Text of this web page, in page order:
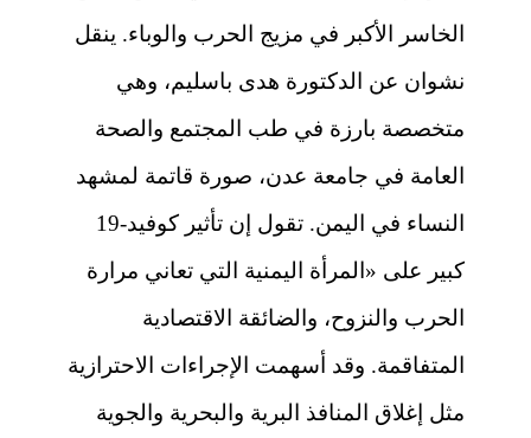
الخاسر الأكبر في مزيج الحرب والوباء. ينقل
نشوان عن الدكتورة هدى باسليم، وهي
متخصصة بارزة في طب المجتمع والصحة
العامة في جامعة عدن، صورة قاتمة لمشهد
النساء في اليمن. تقول إن تأثير كوفيد-19
كبير على «المرأة اليمنية التي تعاني مرارة
الحرب والنزوح، والضائقة الاقتصادية
المتفاقمة. وقد أسهمت الإجراءات الاحترازية
مثل إغلاق المنافذ البرية والبحرية والجوية